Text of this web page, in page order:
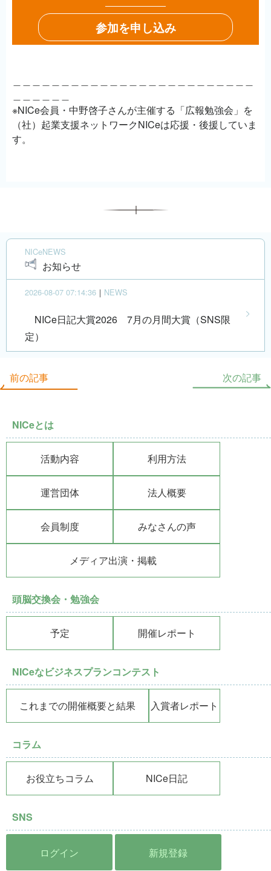
参加を申し込み
※NICe会員・中野啓子さんが主催する「広報勉強会」を
（社）起業支援ネットワークNICeは応援・後援していま
す。
NICeNEWS
お知らせ
2026-08-07 07:14:36 ｜ NEWS
NICe日記大賞2026 7月の月間大賞（SNS限
定）
前の記事 次の記事
NICeとは
活動内容 利用方法
運営団体 法人概要
会員制度 みなさんの声
メディア出演・掲載
頭脳交換会・勉強会
予定 開催レポート
NICeなビジネスプランコンテスト
これまでの開催概要と結果 入賞者レポート
コラム
お役立ちコラム NICe日記
SNS
ログイン 新規登録